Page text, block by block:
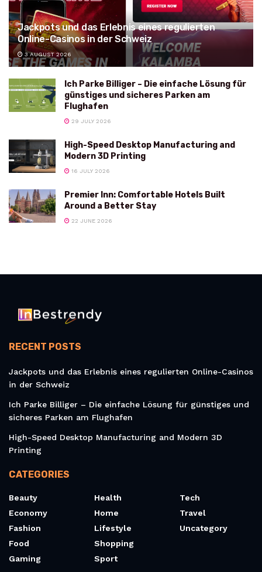
Jackpots und das Erlebnis eines regulierten
Online-Casinos in der Schweiz
3 AUGUST 2026
Ich Parke Billiger – Die einfache Lösung für
günstiges und sicheres Parken am
Flughafen
29 JULY 2026
High-Speed Desktop Manufacturing and
Modern 3D Printing
16 JULY 2026
Premier Inn: Comfortable Hotels Built
Around a Better Stay
22 JUNE 2026
RECENT POSTS
Jackpots und das Erlebnis eines regulierten Online-Casinos
in der Schweiz
Ich Parke Billiger – Die einfache Lösung für günstiges und
sicheres Parken am Flughafen
High-Speed Desktop Manufacturing and Modern 3D
Printing
CATEGORIES
Beauty
Economy
Fashion
Food
Gaming
Health
Home
Lifestyle
Shopping
Sport
Tech
Travel
Uncategory